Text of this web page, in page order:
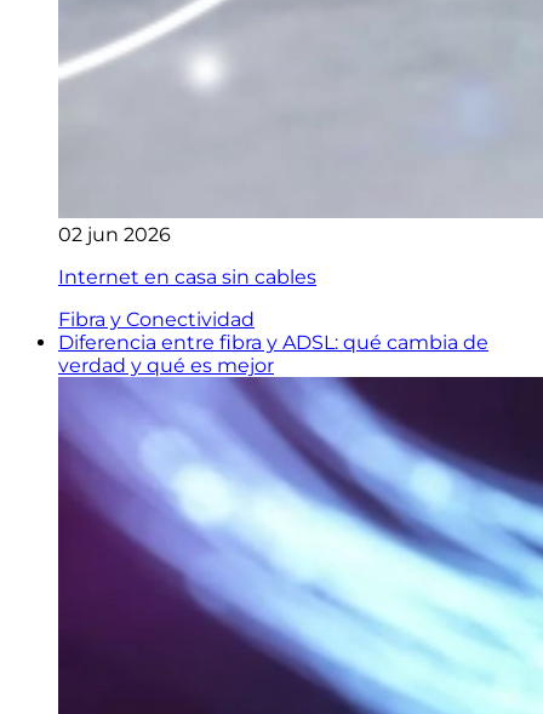
02 jun 2026
Internet en casa sin cables
Fibra y Conectividad
Diferencia entre fibra y ADSL: qué cambia de
verdad y qué es mejor